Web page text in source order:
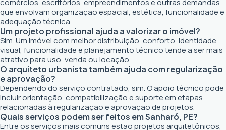
comércios, escritórios, empreendimentos e outras demandas
que envolvam organização espacial, estética, funcionalidade e
adequação técnica.
Um projeto profissional ajuda a valorizar o imóvel?
Sim. Um imóvel com melhor distribuição, conforto, identidade
visual, funcionalidade e planejamento técnico tende a ser mais
atrativo para uso, venda ou locação.
O arquiteto urbanista também ajuda com regularização
e aprovação?
Dependendo do serviço contratado, sim. O apoio técnico pode
incluir orientação, compatibilização e suporte em etapas
relacionadas à regularização e aprovação de projetos.
Quais serviços podem ser feitos em Sanharó, PE?
Entre os serviços mais comuns estão projetos arquitetônicos,